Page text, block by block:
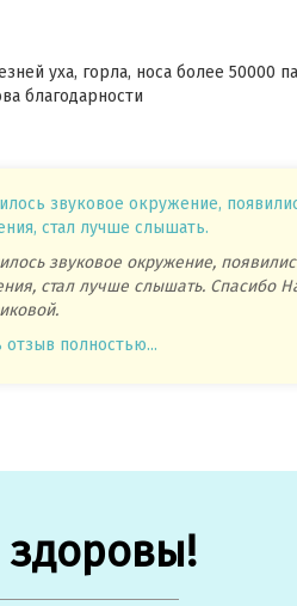
уха, горла, носа более 50000
благодарности
звуковое окружение,
стал лучше слышать.
звуковое окружение,
стал лучше слышать. Спасибо
отзыв полностью...
здоровы!